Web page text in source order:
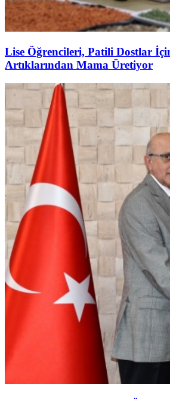
Lise Öğrencileri, Patili Dostlar
Artıklarından Mama Üretiyor